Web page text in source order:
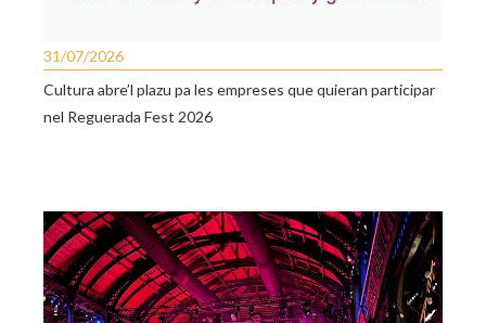
31/07/2026
Cultura abre’l plazu pa les empreses que quieran participar
nel Reguerada Fest 2026